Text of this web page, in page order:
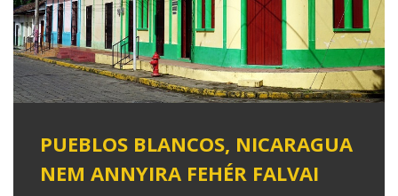
PUEBLOS BLANCOS, NICARAGUA
NEM ANNYIRA FEHÉR FALVAI